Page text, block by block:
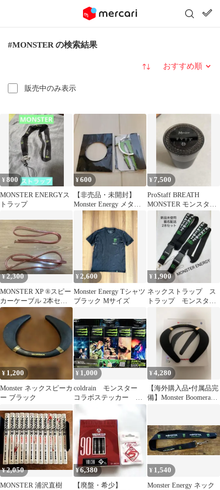
#MONSTER の検索結果
販売中のみ表示
並び替え
¥800
MONSTER ENERGYス
トラップ
¥600
【非売品・未開封】
Monster Energy メタル
キーホルダー
¥ 7,500
ProStaff BREATH
MONSTER モンスタ
ー ブレスモンスター
¥2,300
MONSTER XP ®️スピー
カーケーブル 2本セッ
ト（LPE誘電体採用）
¥ 2,600
Monster Energy Tシャツ
ブラック Mサイズ
¥ 1,900
ネックストラップ ス
トラップ モンスター
ENERGY
¥ 1,200
Monster ネックスピーカ
ー ブラック
¥ 1,000
coldrain モンスター
コラボステッカー コ
¥4,280
【海外購入品•付属品完
備】Monster Boomerang
¥2,050
MONSTER 浦沢直樹
¥6,380
【廃盤・希少】
¥ 1,540
Monster Energy ネック